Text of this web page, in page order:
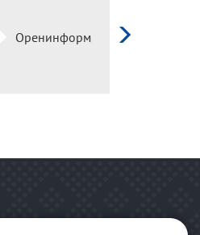
Оренинформ